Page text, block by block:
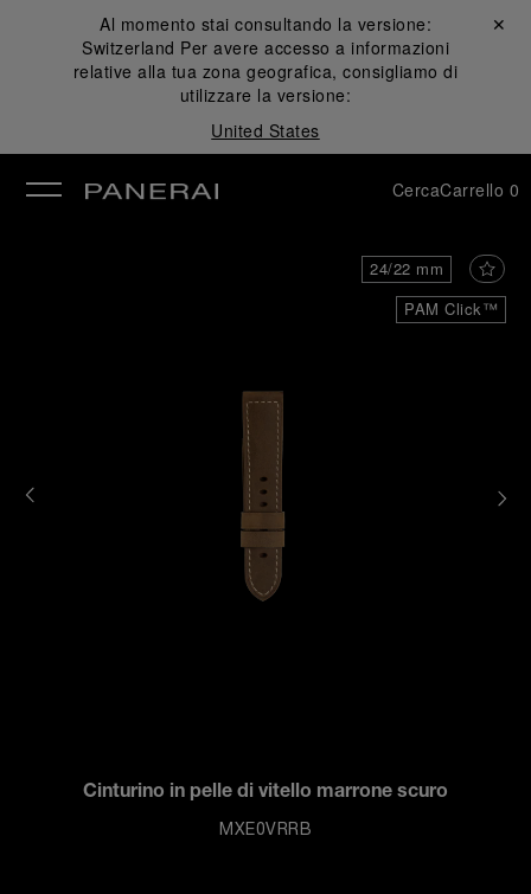
Al momento stai consultando la versione:
Switzerland Per avere accesso a informazioni
relative alla tua zona geografica, consigliamo di
utilizzare la versione:
United States
Chiudi ✕
CercaCarrello 0
PAM Click™
24/22 mm
Cinturino in pelle di vitello marrone scuro
MXE0VRRB